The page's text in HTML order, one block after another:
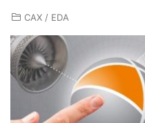
CAX / EDA